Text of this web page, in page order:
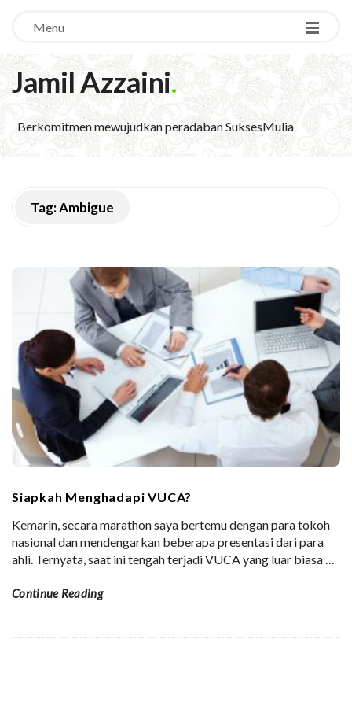
Menu
Jamil Azzaini.
Berkomitmen mewujudkan peradaban SuksesMulia
Tag:Ambigue
Siapkah Menghadapi VUCA?
Kemarin, secara marathon saya bertemu dengan para tokoh
nasional dan mendengarkan beberapa presentasi dari para
ahli. Ternyata, saat ini tengah terjadi VUCA yang luar biasa…
Continue Reading